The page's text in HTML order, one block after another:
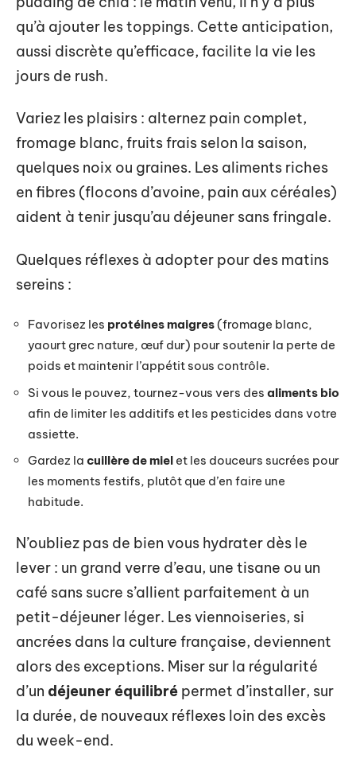
qu’à ajouter les toppings. Cette anticipation,
aussi discrète qu’efficace, facilite la vie les
jours de rush.
Variez les plaisirs : alternez pain complet,
fromage blanc, fruits frais selon la saison,
quelques noix ou graines. Les aliments riches
en fibres (flocons d’avoine, pain aux céréales)
aident à tenir jusqu’au déjeuner sans fringale.
Quelques réflexes à adopter pour des matins
sereins :
Favorisez les protéines maigres(fromage blanc,
yaourt grec nature, œuf dur) pour soutenir la perte de
poids et maintenir l’appétit sous contrôle.
Si vous le pouvez, tournez-vous vers des aliments bio
afin de limiter les additifs et les pesticides dans votre
assiette.
Gardez la cuillère de miel et les douceurs sucrées pour
les moments festifs, plutôt que d’en faire une
habitude.
N’oubliez pas de bien vous hydrater dès le
lever : un grand verre d’eau, une tisane ou un
café sans sucre s’allient parfaitement à un
petit-déjeuner léger. Les viennoiseries, si
ancrées dans la culture française, deviennent
alors des exceptions. Miser sur la régularité
d’un déjeuner équilibré permet d’installer, sur
la durée, de nouveaux réflexes loin des excès
du week-end.